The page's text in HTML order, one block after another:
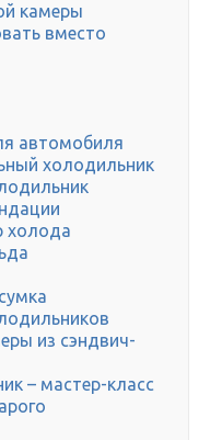
камеры
вместо
автомобиля
холодильник
холода
из сэндвич-
– мастер-класс